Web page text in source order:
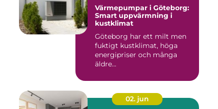
Värmepumpar i Göteborg:
Smart uppvärmning i
kustklimat
Göteborg har ett milt men
fuktigt kustklimat, höga
energipriser och många
äldre...
02. jun